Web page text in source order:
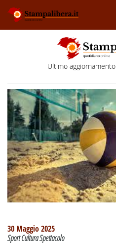
Ultimo aggiornamento
30 Maggio 2025
Sport Cultura Spettacolo